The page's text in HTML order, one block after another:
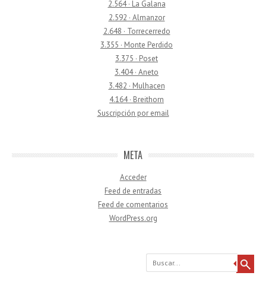
2.564 · La Galana
2.592 · Almanzor
2.648 · Torrecerredo
3.355 · Monte Perdido
3.375 · Poset
3.404 · Aneto
3.482 · Mulhacen
4.164 · Breithorn
Suscripción por email
META
Acceder
Feed de entradas
Feed de comentarios
WordPress.org
Buscar